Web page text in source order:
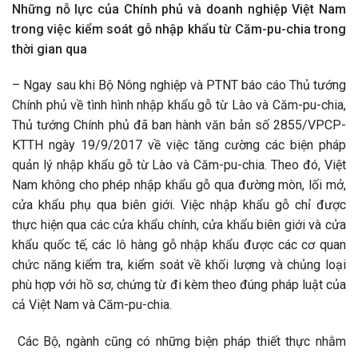
Những nỗ lực của Chính phủ và doanh nghiệp Việt Nam
trong việc kiểm soát gỗ nhập khẩu từ Căm-pu-chia trong
thời gian qua
– Ngay sau khi Bộ Nông nghiệp và PTNT báo cáo Thủ tướng
Chính phủ về tình hình nhập khẩu gỗ từ Lào và Căm-pu-chia,
Thủ tướng Chính phủ đã ban hành văn bản số 2855/VPCP-
KTTH ngày 19/9/2017 về việc tăng cường các biện pháp
quản lý nhập khẩu gỗ từ Lào và Căm-pu-chia. Theo đó, Việt
Nam không cho phép nhập khẩu gỗ qua đường mòn, lối mở,
cửa khẩu phụ qua biên giới. Việc nhập khẩu gỗ chỉ được
thực hiện qua các cửa khẩu chính, cửa khẩu biên giới và cửa
khẩu quốc tế, các lô hàng gỗ nhập khẩu được các cơ quan
chức năng kiểm tra, kiểm soát về khối lượng và chủng loại
phù hợp với hồ sơ, chứng từ đi kèm theo đúng pháp luật của
cả Việt Nam và Căm-pu-chia.
Các Bộ, ngành cũng có những biện pháp thiết thực nhằm